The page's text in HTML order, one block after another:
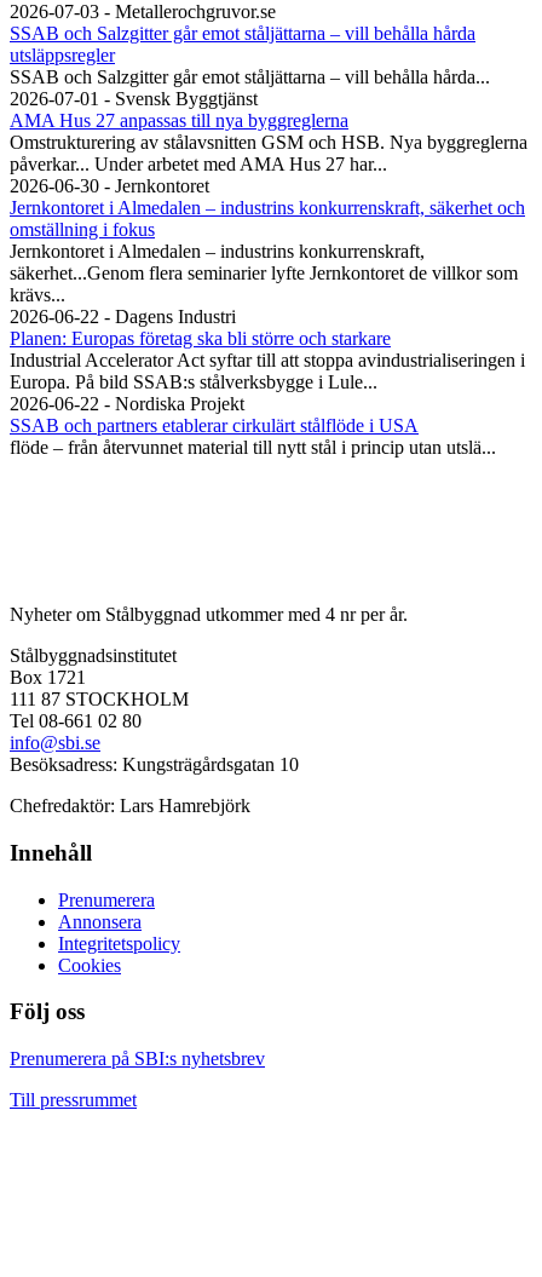
2026-07-03 - Metallerochgruvor.se
SSAB och Salzgitter går emot ståljättarna – vill behålla hårda
utsläppsregler
SSAB och Salzgitter går emot ståljättarna – vill behålla hårda...
2026-07-01 - Svensk Byggtjänst
AMA Hus 27 anpassas till nya byggreglerna
Omstrukturering av stålavsnitten GSM och HSB. Nya byggreglerna
påverkar... Under arbetet med AMA Hus 27 har...
2026-06-30 - Jernkontoret
Jernkontoret i Almedalen – industrins konkurrenskraft, säkerhet och
omställning i fokus
Jernkontoret i Almedalen – industrins konkurrenskraft,
säkerhet...Genom flera seminarier lyfte Jernkontoret de villkor som
krävs...
2026-06-22 - Dagens Industri
Planen: Europas företag ska bli större och starkare
Industrial Accelerator Act syftar till att stoppa avindustrialiseringen i
Europa. På bild SSAB:s stålverksbygge i Lule...
2026-06-22 - Nordiska Projekt
SSAB och partners etablerar cirkulärt stålflöde i USA
flöde – från återvunnet material till nytt stål i princip utan utslä...
Nyheter om Stålbyggnad utkommer med 4 nr per år.
Stålbyggnadsinstitutet
Box 1721
111 87 STOCKHOLM
Tel 08-661 02 80
info@sbi.se
Besöksadress: Kungsträgårdsgatan 10
Chefredaktör: Lars Hamrebjörk
Innehåll
Prenumerera
Annonsera
Integritetspolicy
Cookies
Följ oss
Facebook
LinkedIn
YouTube
Prenumerera på SBI:s nyhetsbrev
Till pressrummet